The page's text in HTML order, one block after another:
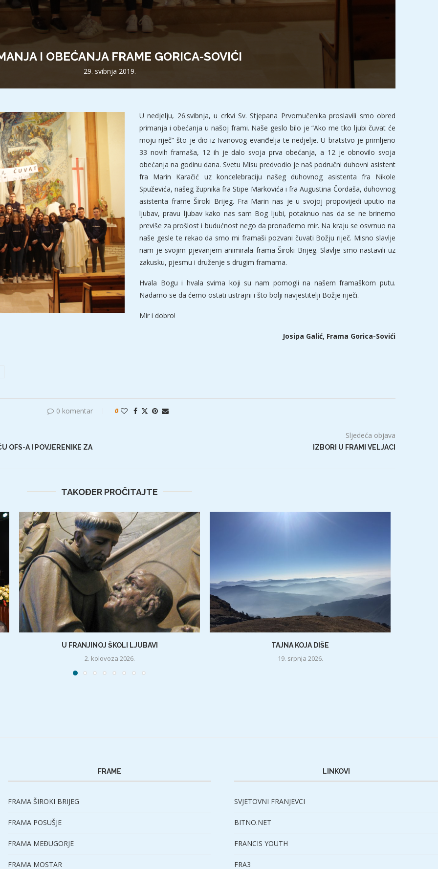
I OBEĆANJA FRAME GORICA-SOVIĆI
29. svibnja 2019.
U nedjelju, 26.svibnja, u crkvi Sv. Stjepana Prvomučenika proslavili smo obred
primanja i obećanja u našoj frami. Naše geslo bilo je “Ako me tko ljubi čuvat će
moju riječ” što je dio iz Ivanovog evanđelja te nedjelje. U bratstvo je primljeno
33 novih framaša, 12 ih je dalo svoja prva obećanja, a 12 je obnovilo svoja
obećanja na godinu dana. Svetu Misu predvodio je naš područni duhovni asistent
fra Marin Karačić uz koncelebraciju našeg duhovnog asistenta fra Nikole
Spuževića, našeg župnika fra Stipe Markovića i fra Augustina Čordaša, duhovnog
asistenta frame Široki Brijeg. Fra Marin nas je u svojoj propovijedi uputio na
ljubav, pravu ljubav kako nas sam Bog ljubi, potaknuo nas da se ne brinemo
previše za prošlost i budućnost nego da pronađemo mir. Na kraju se osvrnuo na
naše gesle te rekao da smo mi framaši pozvani čuvati Božju riječ. Misno slavlje
nam je svojim pjevanjem animirala frama Široki Brijeg. Slavlje smo nastavili uz
zakusku, pjesmu i druženje s drugim framama.
Hvala Bogu i hvala svima koji su nam pomogli na našem framaškom putu.
Nadamo se da ćemo ostati ustrajni i što bolji navjestitelji Božje riječi.
Mir i dobro!
Josipa Galić, Frama Gorica-Sovići
0 komentar 0
OFS-A I POVJERENIKE ZA
Sljedeća objava
IZBORI U FRAMI VELJACI
TAKOĐER PROČITAJTE
U FRANJINOJ ŠKOLI LJUBAVI
2. kolovoza 2026.
TAJNA KOJA DIŠE
19. srpnja 2026.
FRAME
FRAMA ŠIROKI BRIJEG
FRAMA POSUŠJE
FRAMA MEĐUGORJE
FRAMA MOSTAR
LINKOVI
SVJETOVNI FRANJEVCI
BITNO.NET
FRANCIS YOUTH
FRA3